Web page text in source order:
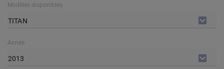
Modèles disponibles
TITAN
Année
2013